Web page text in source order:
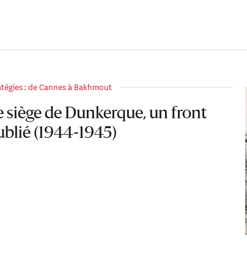
: de Cannes à Bakhmout
siège de Dunkerque, un front
(1944-1945)